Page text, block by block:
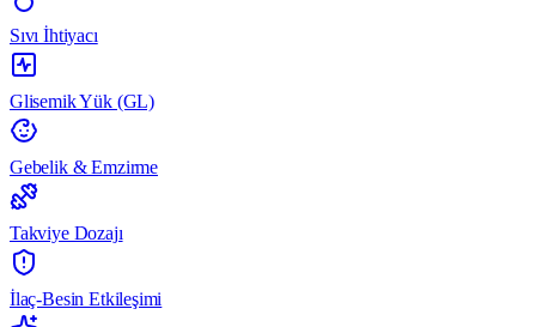
Sıvı İhtiyacı
Glisemik Yük (GL)
Gebelik & Emzirme
Takviye Dozajı
İlaç-Besin Etkileşimi